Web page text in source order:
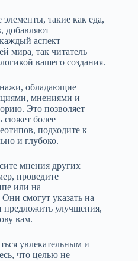
такие как еда,
добавляют
аспект
мира, так читатель
вашего создания.
обладающие
мнениями и
Это позволяет
сюжет более
подходите к
и глубоко.
мнения других
проведите
или на
смогут указать на
предложить улучшения,
вам.
увлекательным и
что целью не